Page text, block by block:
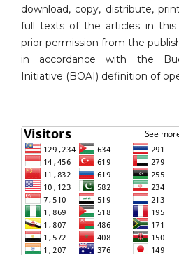
download, copy, distribute,
full texts of the articles in this
prior permission from the
in accordance with the
Initiative (BOAI) definition of